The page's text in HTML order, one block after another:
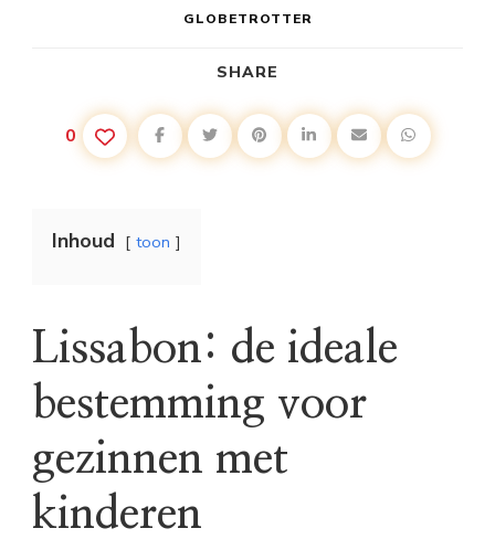
GLOBETROTTER
SHARE
0
Inhoud toon
Lissabon: de ideale
bestemming voor
gezinnen met
kinderen